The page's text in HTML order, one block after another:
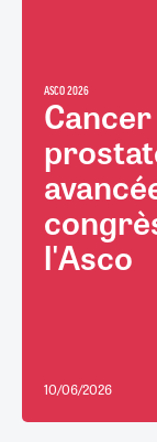
ASCO 2026
l'Asco
10/06/2026